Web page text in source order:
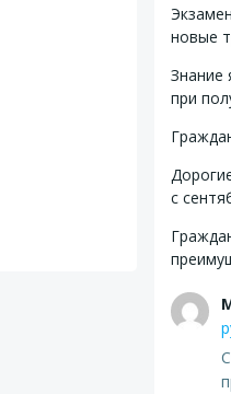
новые
Знание
при
с